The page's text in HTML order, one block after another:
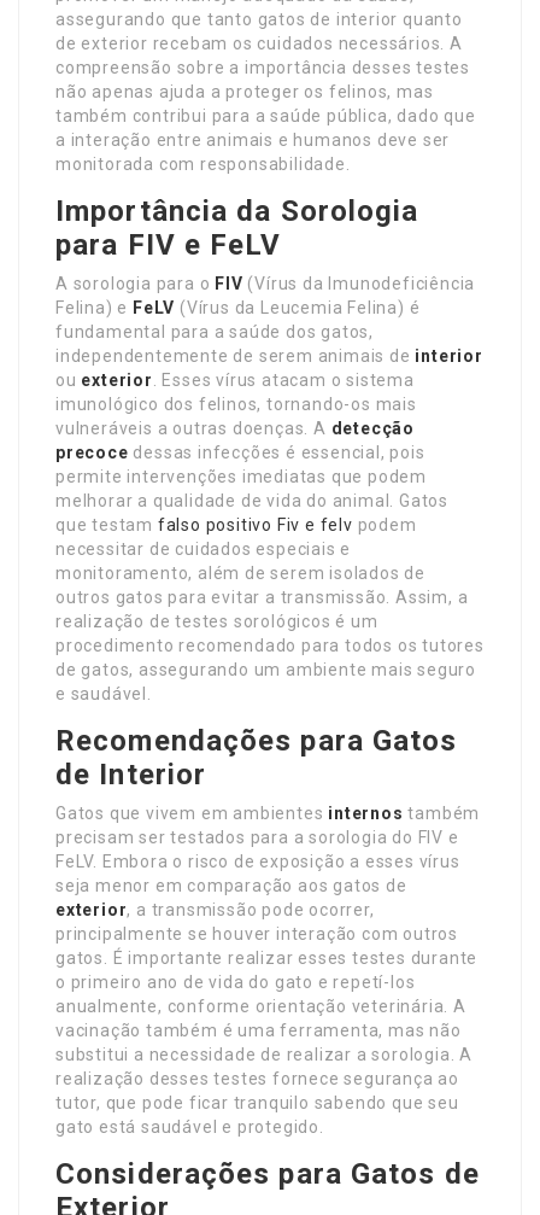
assegurando que tanto gatos de interior quanto
de exterior recebam os cuidados necessários. A
compreensão sobre a importância desses testes
não apenas ajuda a proteger os felinos, mas
também contribui para a saúde pública, dado que
a interação entre animais e humanos deve ser
monitorada com responsabilidade.
Importância da Sorologia
para FIV e FeLV
A sorologia para o FIV (Vírus da Imunodeficiência
Felina) e FeLV (Vírus da Leucemia Felina) é
fundamental para a saúde dos gatos,
independentemente de serem animais de interior
ou exterior
. Esses vírus atacam o sistema
imunológico dos felinos, tornando-os mais
vulneráveis a outras doenças. A detecção
precoce dessas infecções é essencial, pois
permite intervenções imediatas que podem
melhorar a qualidade de vida do animal. Gatos
que testam falso positivo Fiv e felv podem
necessitar de cuidados especiais e
monitoramento, além de serem isolados de
outros gatos para evitar a transmissão. Assim, a
realização de testes sorológicos é um
procedimento recomendado para todos os tutores
de gatos, assegurando um ambiente mais seguro
e saudável.
Recomendações para Gatos
de Interior
Gatos que vivem em ambientes internos também
precisam ser testados para a sorologia do FIV e
FeLV. Embora o risco de exposição a esses vírus
seja menor em comparação aos gatos de
exterior, a transmissão pode ocorrer,
principalmente se houver interação com outros
gatos. É importante realizar esses testes durante
o primeiro ano de vida do gato e repetí-los
anualmente, conforme orientação veterinária. A
vacinação também é uma ferramenta, mas não
substitui a necessidade de realizar a sorologia. A
realização desses testes fornece segurança ao
tutor, que pode ficar tranquilo sabendo que seu
gato está saudável e protegido.
Considerações para Gatos de
Exterior